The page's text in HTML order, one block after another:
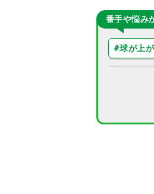
番手や悩み
#球が上